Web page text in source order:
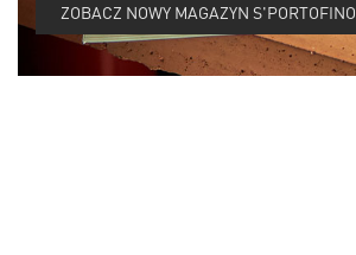
ZOBACZ NOWY MAGAZYN S'PORTOFINO